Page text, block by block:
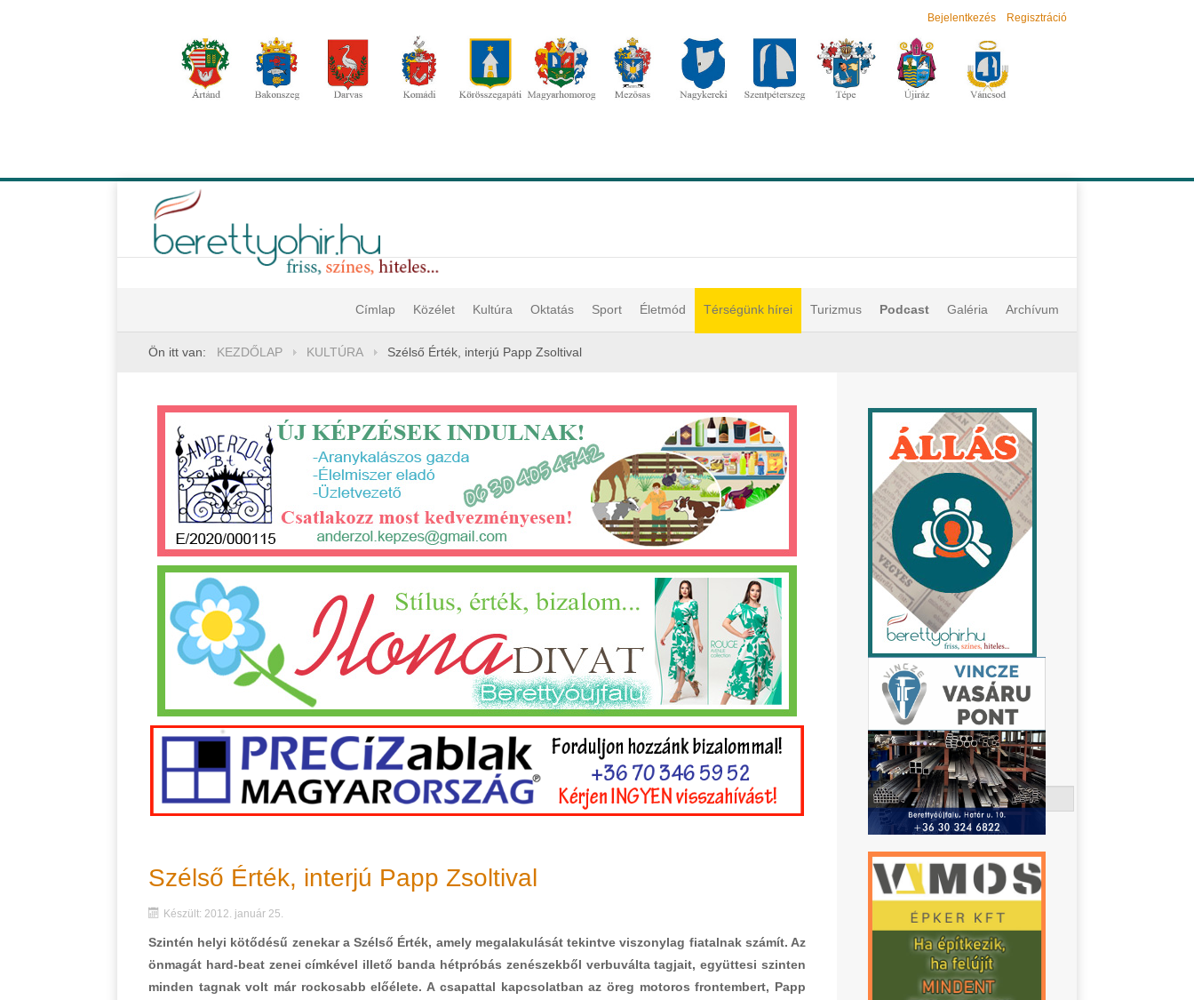
Bejelentkezés Regisztráció
Címlap Közélet Kultúra Oktatás Sport Életmód Térségünk hírei Turizmus Podcast Galéria Archívum
Ön itt van: KEZDŐLAP KULTÚRA Szélső Érték, interjú Papp Zsoltival
Keresés
Szélső Érték, interjú Papp Zsoltival
Készült: 2012. január 25.
Szintén helyi kötődésű zenekar a Szélső Érték, amely megalakulását tekintve viszonylag fiatalnak számít. Az
önmagát hard-beat zenei címkével illető banda hétpróbás zenészekből verbuválta tagjait, együttesi szinten
minden tagnak volt már rockosabb előélete. A csapattal kapcsolatban az öreg motoros frontembert, Papp